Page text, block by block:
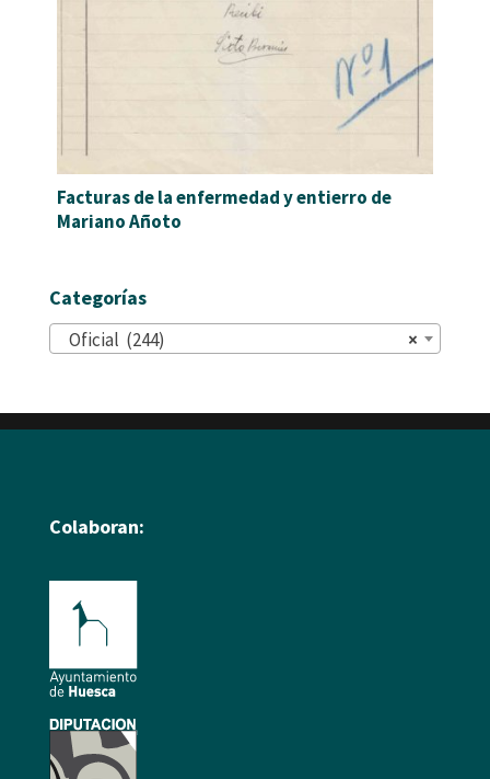
Facturas de la enfermedad y entierro de
Mariano Añoto
Categorías
×
Oficial (244)
Colaboran: